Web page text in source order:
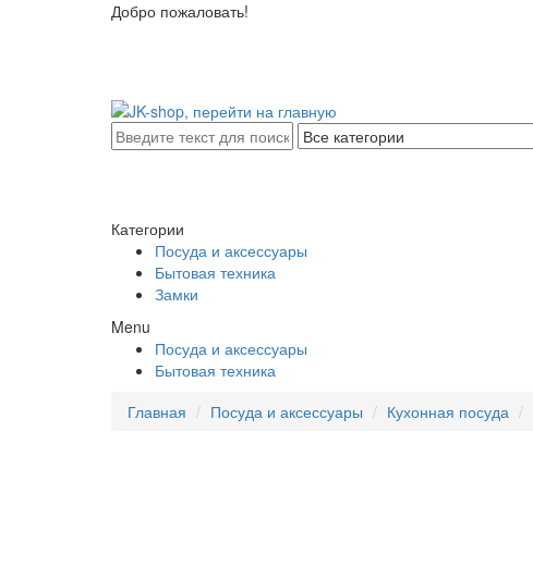
Добро пожаловать!
Категории
Посуда и аксессуары
Бытовая техника
Замки
Menu
Посуда и аксессуары
Бытовая техника
Главная
Посуда и аксессуары Кухонная посуда